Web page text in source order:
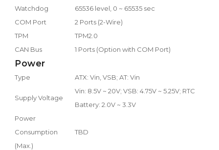
Watchdog
65536 level, 0 ~ 65535 sec
COM Port
2 Ports (2-Wire)
TPM
TPM2.0
CAN Bus
1 Ports (Option with COM Port)
Power
Type ATX: Vin, VSB; AT: Vin
Supply Voltage
Vin: 8.5V ~ 20V; VSB: 4.75V ~ 5.25V; RTC
Battery: 2.0V ~ 3.3V
Power
Consumption
(Max.)
TBD